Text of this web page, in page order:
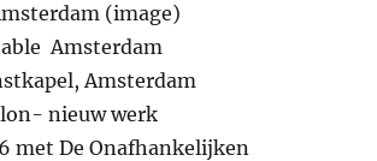
(image)
Amsterdam
Amsterdam
nieuw werk
met De Onafhankelijken